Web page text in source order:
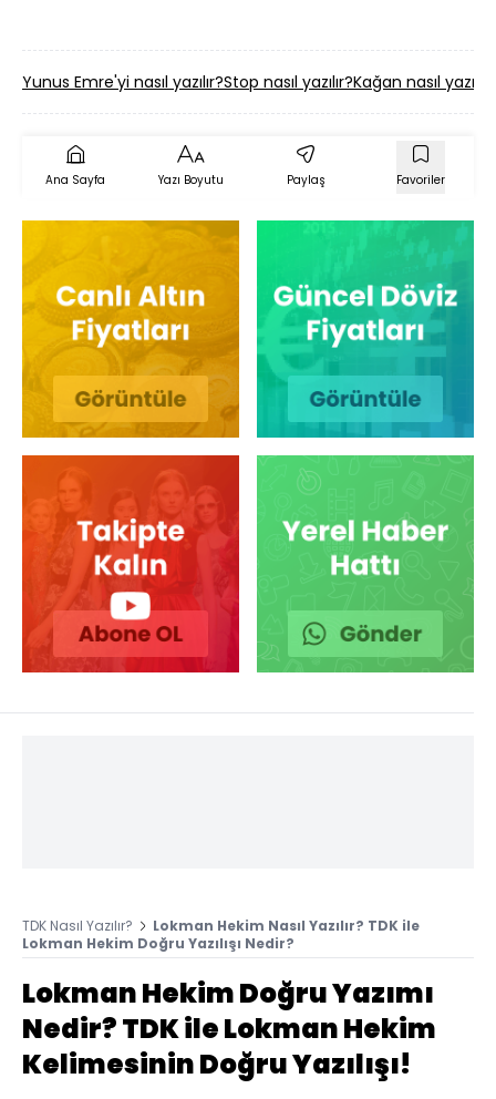
Yunus Emre'yi nasıl yazılır?Stop nasıl yazılır?Kağan nasıl yazılır?
Ana Sayfa Yazı Boyutu Paylaş Favoriler
TDK Nasıl Yazılır?
Lokman Hekim Nasıl Yazılır? TDK ile
Lokman Hekim Doğru Yazılışı Nedir?
Lokman Hekim Doğru Yazımı
Nedir? TDK ile Lokman Hekim
Kelimesinin Doğru Yazılışı!